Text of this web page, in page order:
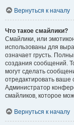
Вернуться к началу
Что такое смайлики?
Смайлики, или
использованы для
означает грусть.
создания сообщений.
могут сделать
отредактировать
Администратор
смайликов, которое
Вернуться к началу